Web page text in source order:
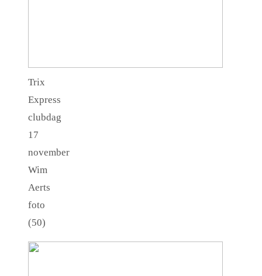
Trix
Express
clubdag
17
november
Wim
Aerts
foto
(50)